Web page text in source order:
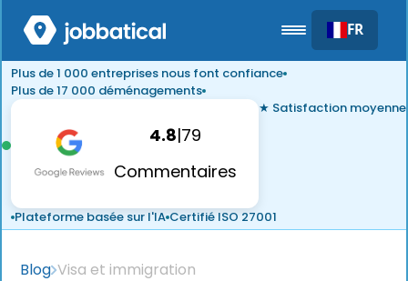
FR
Plus de 1 000 entreprises nous font confiance
Plus de 17 000 déménagements
4.8|79
Commentaires
★ Satisfaction moyenne
Plateforme basée sur l'IA Certifié ISO 27001
Blog Visa et immigration